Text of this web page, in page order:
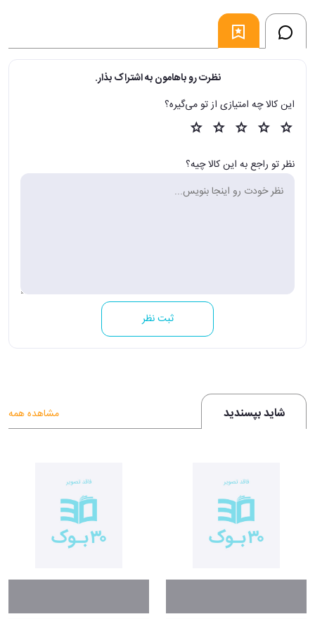
نظرت رو باهامون به اشتراک بذار.
این کالا چه امتیازی از تو می‌گیره؟
نظر تو راجع به این کالا چیه؟
ثبت نظر
شاید بپسندید مشاهده همه